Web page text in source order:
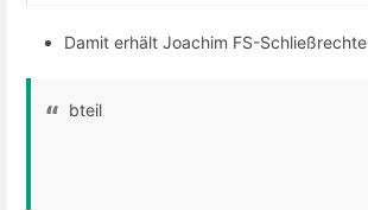
Damit erhält Joachim FS-Schließrechte
bteil